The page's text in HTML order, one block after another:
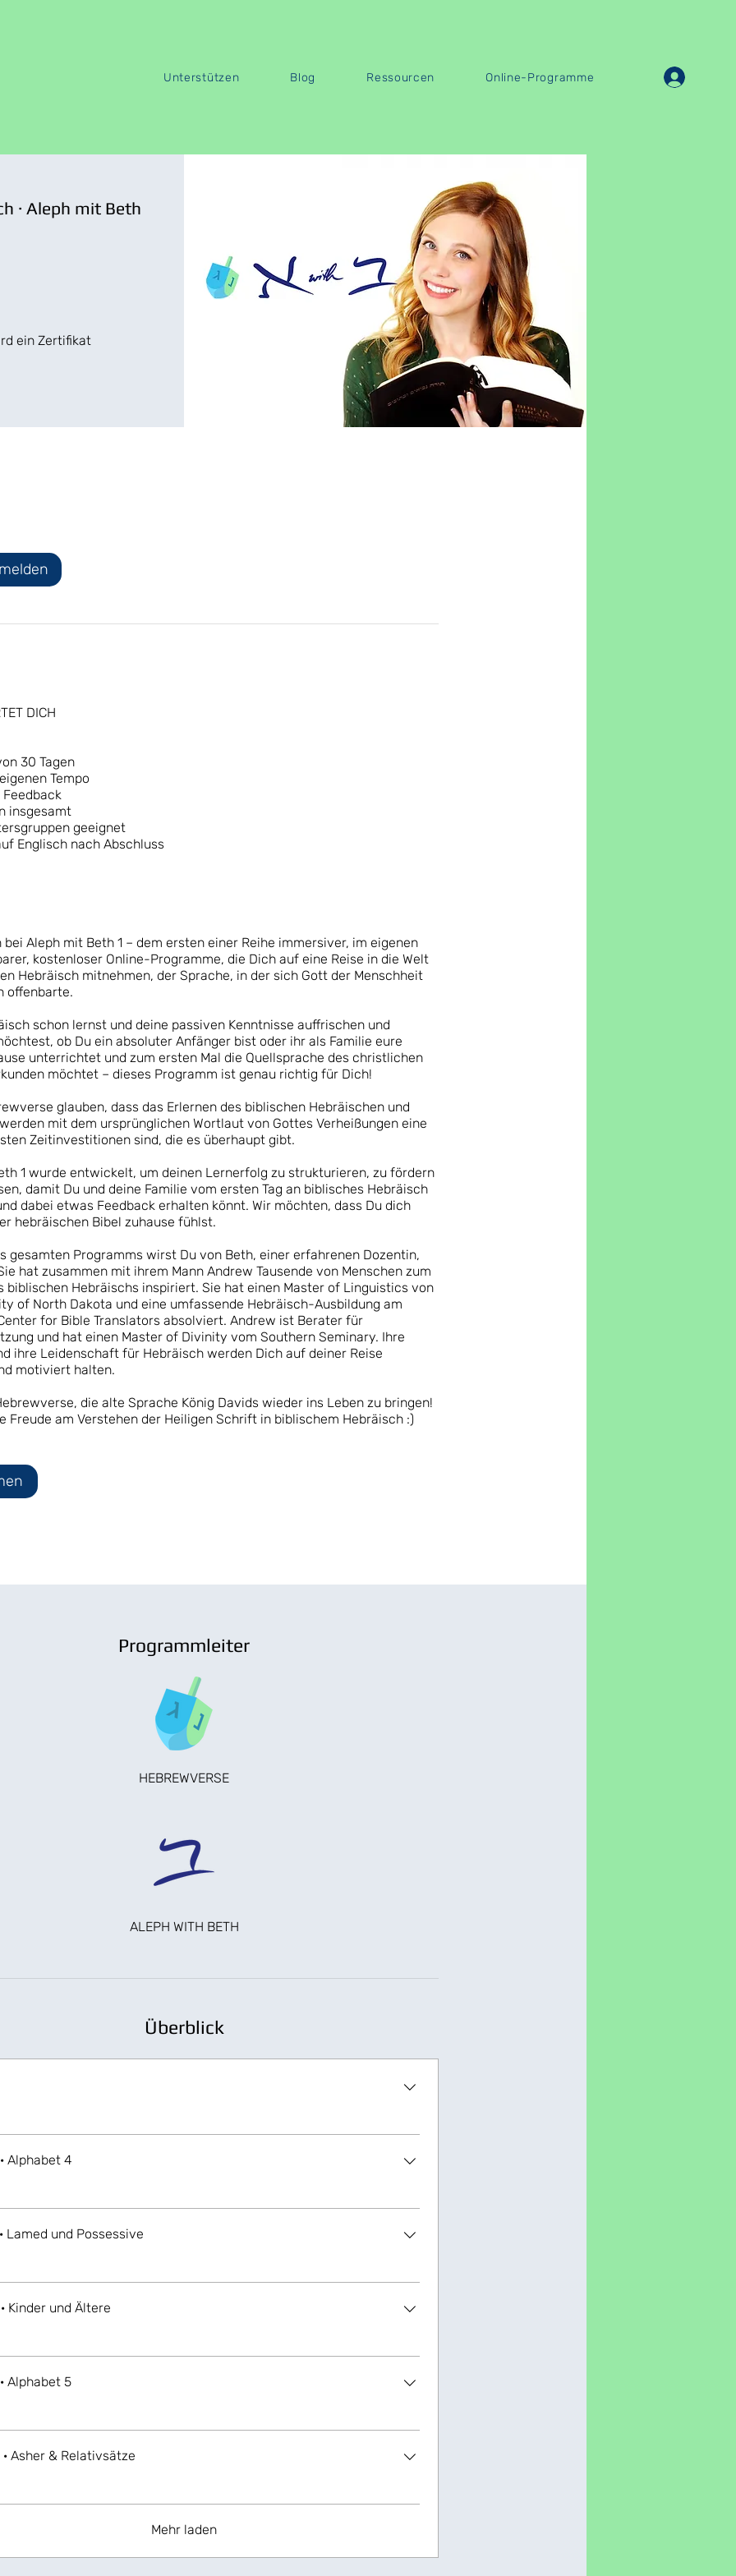
Online-Programme
Ressourcen
Blog
Unterstützen
· Aleph mit Beth
ein Zertifikat
DICH
30 Tagen
Tempo
Feedback
insgesamt
geeignet
Englisch nach Abschluss
bei Aleph mit Beth 1 – dem ersten einer Reihe immersiver, im eigenen
kostenloser Online-Programme, die Dich auf eine Reise in die Welt
Hebräisch mitnehmen, der Sprache, in der sich Gott der Menschheit
offenbarte.
schon lernst und deine passiven Kenntnisse auffrischen und
ob Du ein absoluter Anfänger bist oder ihr als Familie eure
unterrichtet und zum ersten Mal die Quellsprache des christlichen
möchtet – dieses Programm ist genau richtig für Dich!
glauben, dass das Erlernen des biblischen Hebräischen und
mit dem ursprünglichen Wortlaut von Gottes Verheißungen eine
Zeitinvestitionen sind, die es überhaupt gibt.
1 wurde entwickelt, um deinen Lernerfolg zu strukturieren, zu fördern
damit Du und deine Familie vom ersten Tag an biblisches Hebräisch
dabei etwas Feedback erhalten könnt. Wir möchten, dass Du dich
hebräischen Bibel zuhause fühlst.
gesamten Programms wirst Du von Beth, einer erfahrenen Dozentin,
hat zusammen mit ihrem Mann Andrew Tausende von Menschen zum
biblischen Hebräischs inspiriert. Sie hat einen Master of Linguistics von
of North Dakota und eine umfassende Hebräisch-Ausbildung am
for Bible Translators absolviert. Andrew ist Berater für
und hat einen Master of Divinity vom Southern Seminary. Ihre
ihre Leidenschaft für Hebräisch werden Dich auf deiner Reise
motiviert halten.
die alte Sprache König Davids wieder ins Leben zu bringen!
Freude am Verstehen der Heiligen Schrift in biblischem Hebräisch :)
Programmleiter
HEBREWVERSE
ALEPH WITH BETH
Überblick
Alphabet 4
Lamed und Possessive
Kinder und Ältere
Alphabet 5
Asher & Relativsätze
Mehr laden